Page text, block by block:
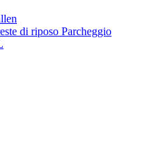
di riposo Parcheggio